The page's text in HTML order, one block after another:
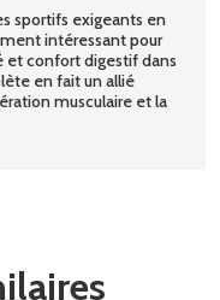
sportifs exigeants en
intéressant pour
et confort digestif dans
en fait un allié
musculaire et la